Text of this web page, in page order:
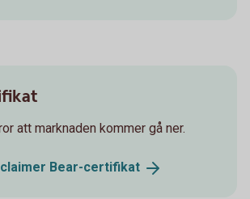
att marknaden kommer gå ner.
Bear-certifikat